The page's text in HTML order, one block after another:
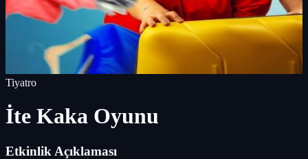
Tiyatro
İte Kaka Oyunu
Etkinlik Açıklaması